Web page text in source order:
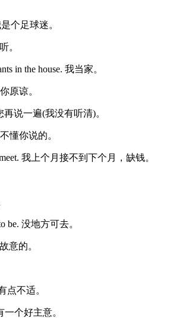
个足球迷。
。
in the house. 我当家。
原谅。
再说一遍(我没有听清)。
懂你说的。
meet. 我上个月接不到下个月，缺钱。
be. 没地方可去。
意的。
点不适。
一个好主意。